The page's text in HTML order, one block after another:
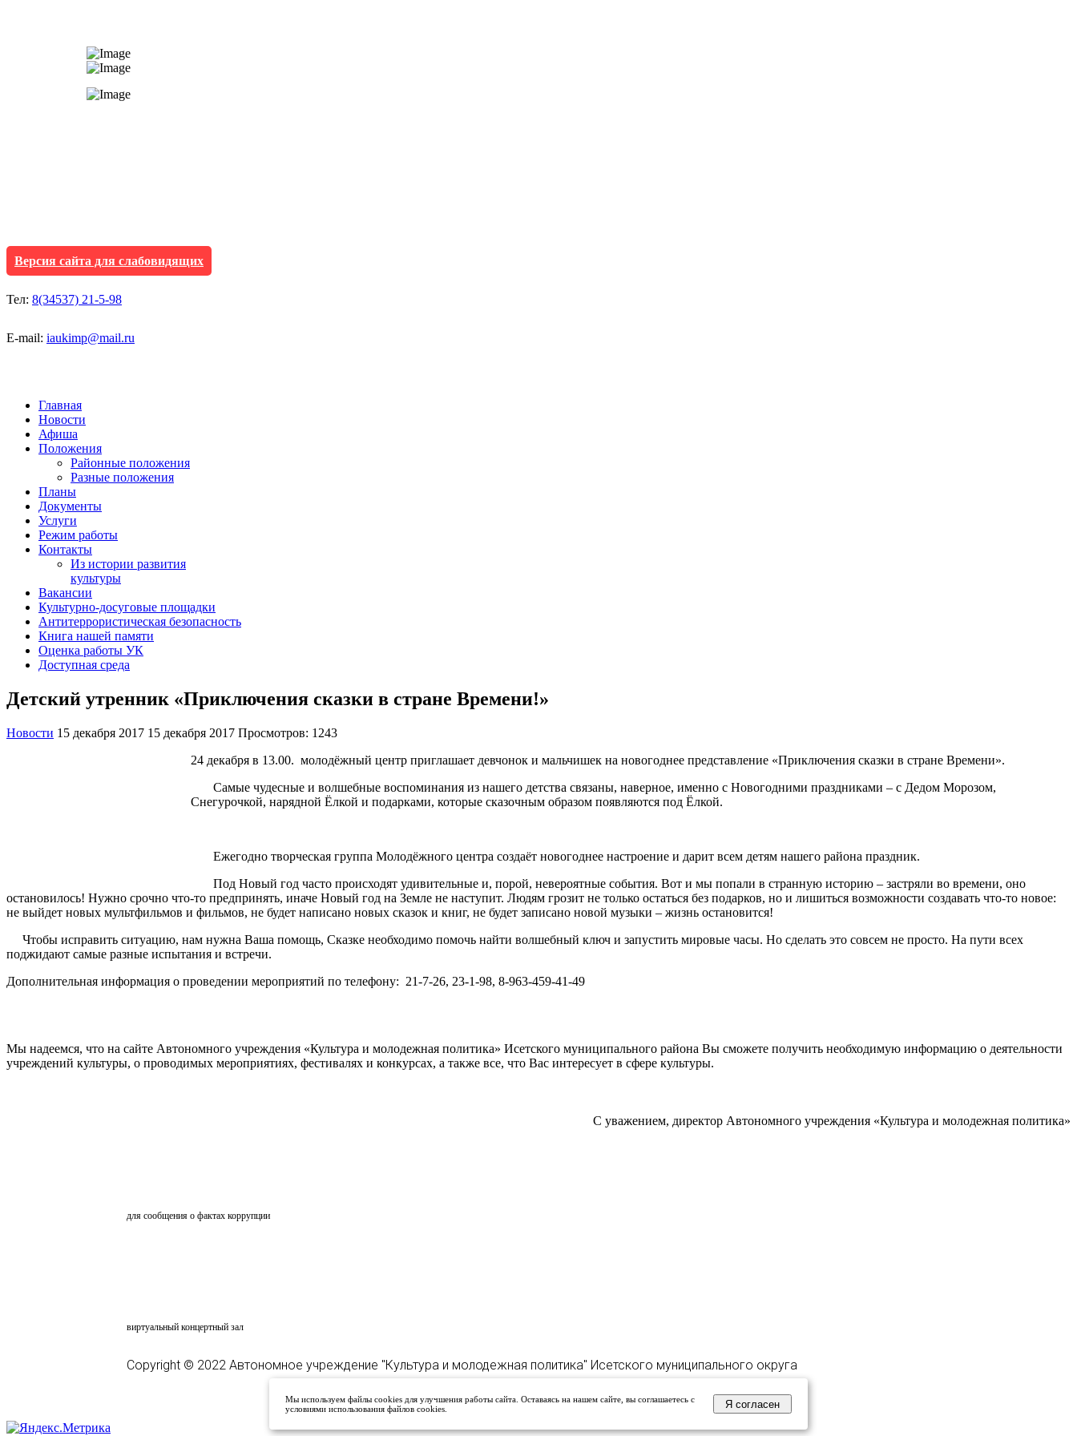
Версия сайта для слабовидящих
Тел: 8(34537) 21-5-98
E-mail: iaukimp@mail.ru
Главная
Новости
Афиша
Положения
Районные положения
Разные положения
Планы
Документы
Услуги
Режим работы
Контакты
Из истории развития
культуры
Вакансии
Культурно-досуговые площадки
Антитеррористическая безопасность
Книга нашей памяти
Оценка работы УК
Доступная среда
Детский утренник «Приключения сказки в стране Времени!»
Новости 15 декабря 2017 15 декабря 2017 Просмотров: 1243
24 декабря в 13.00. молодёжный центр приглашает девчонок и мальчишек на новогоднее представление «Приключения сказки в стране Времени».
Самые чудесные и волшебные воспоминания из нашего детства связаны, наверное, именно с Новогодними праздниками – с Дедом Морозом,
Снегурочкой, нарядной Ёлкой и подарками, которые сказочным образом появляются под Ёлкой.
Ежегодно творческая группа Молодёжного центра создаёт новогоднее настроение и дарит всем детям нашего района праздник.
Под Новый год часто происходят удивительные и, порой, невероятные события. Вот и мы попали в странную историю – застряли во времени, оно
остановилось! Нужно срочно что-то предпринять, иначе Новый год на Земле не наступит. Людям грозит не только остаться без подарков, но и лишиться возможности создавать что-то новое:
не выйдет новых мультфильмов и фильмов, не будет написано новых сказок и книг, не будет записано новой музыки – жизнь остановится!
Чтобы исправить ситуацию, нам нужна Ваша помощь, Сказке необходимо помочь найти волшебный ключ и запустить мировые часы. Но сделать это совсем не просто. На пути всех
поджидают самые разные испытания и встречи.
Дополнительная информация о проведении мероприятий по телефону: 21-7-26, 23-1-98, 8-963-459-41-49
Мы надеемся, что на сайте Автономного учреждения «Культура и молодежная политика» Исетского муниципального района Вы сможете получить необходимую информацию о деятельности
учреждений культуры, о проводимых мероприятиях, фестивалях и конкурсах, а также все, что Вас интересует в сфере культуры.
С уважением, директор Автономного учреждения «Культура и молодежная политика»
для сообщения о фактах коррупции
виртуальный концертный зал
Copyright © 2022 Автономное учреждение "Культура и молодежная политика" Исетского муниципального округа
Мы используем файлы cookies для улучшения работы сайта. Оставаясь на нашем сайте, вы соглашаетесь с
условиями использования файлов cookies.
Я согласен